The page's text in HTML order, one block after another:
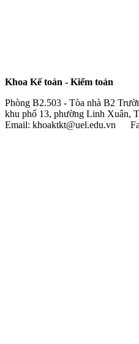
Khoa Kế toán - Kiểm toán
Phòng B2.503 - Tòa nhà B2
khu phố 13, phường Linh Xuân,
Email: khoaktkt@uel.edu.vn